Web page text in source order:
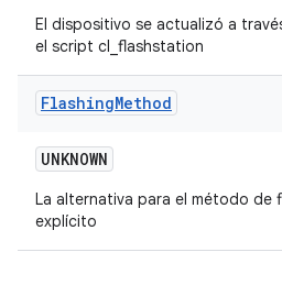
El dispositivo se actualizó a
el script cl_flashstation
FlashingMethod
UNKNOWN
La alternativa para el método de
explícito